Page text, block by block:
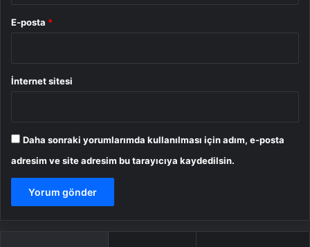
E-posta *
İnternet sitesi
Daha sonraki yorumlarımda kullanılması için adım, e-posta
adresim ve site adresim bu tarayıcıya kaydedilsin.